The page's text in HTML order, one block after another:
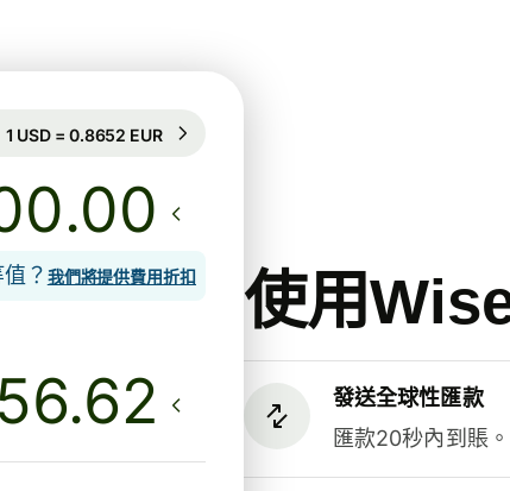
使用
發送全球性匯款
匯款20秒內到賬。
匯率保證為期41小時
.00
？ 我們將提供費用折扣